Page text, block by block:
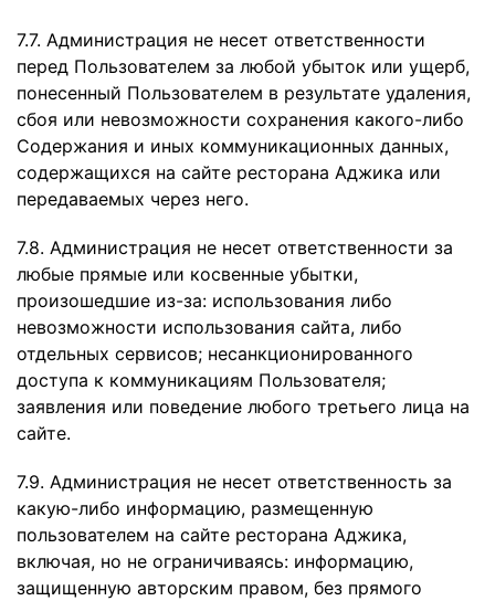
7.7. Администрация не несет ответственности
перед Пользователем за любой убыток или ущерб,
понесенный Пользователем в результате удаления,
сбоя или невозможности сохранения какого-либо
Содержания и иных коммуникационных данных,
содержащихся на сайте ресторана Аджика или
передаваемых через него.
7.8. Администрация не несет ответственности за
любые прямые или косвенные убытки,
произошедшие из-за: использования либо
невозможности использования сайта, либо
отдельных сервисов; несанкционированного
доступа к коммуникациям Пользователя;
заявления или поведение любого третьего лица на
сайте.
7.9. Администрация не несет ответственность за
какую-либо информацию, размещенную
пользователем на сайте ресторана Аджика,
включая, но не ограничиваясь: информацию,
защищенную авторским правом, без прямого